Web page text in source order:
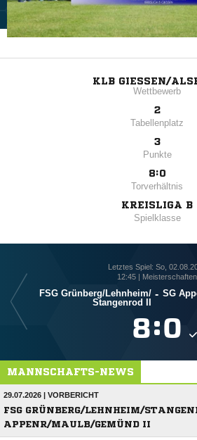
KLB GIESSEN/
Wettbewerb
2
Tabellenplatz
3
Punkte
8:0
Torverhältnis
KREISLIGA B
Spielklasse
Letztes Spiel: So,
12:45 | Meisterschaften
FSG Grünberg/​Lehnheim/​
Stangenrod II
- SG
:
MANNSCHAFTS-NEWS
29.07.2026 | VORBERICHT
FSG GRÜNBERG/LEHNHEIM/
APPENR/MAULB/GEMÜND II